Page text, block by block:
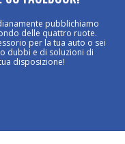
pubblichiamo
delle quattro ruote.
per la tua auto o sei
dubbi e di soluzioni di
disposizione!